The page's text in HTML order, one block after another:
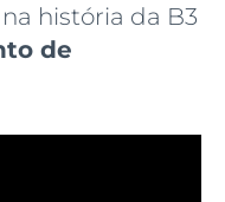
história da B3
de